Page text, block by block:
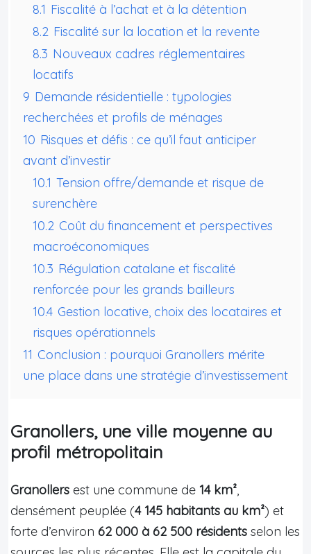
8.1 Fiscalité à l’achat et à la détention
8.2 Fiscalité sur la location et la revente
8.3 Nouveaux cadres réglementaires
locatifs
9 Demande résidentielle : typologies
recherchées et profils de ménages
10 Risques et défis : ce qu’il faut anticiper
avant d’investir
10.1 Tension offre/demande et risque de
surenchère
10.2 Coût du financement et perspectives
macroéconomiques
10.3 Régulation catalane et fiscalité
renforcée pour les grands bailleurs
10.4 Gestion locative, choix des locataires et
risques opérationnels
11 Conclusion : pourquoi Granollers mérite
une place dans une stratégie d’investissement
Granollers, une ville moyenne au
profil métropolitain
Granollers est une commune de 14 km²,
densément peuplée (4 145 habitants au km²) et
forte d’environ 62 000 à 62 500 résidents selon les